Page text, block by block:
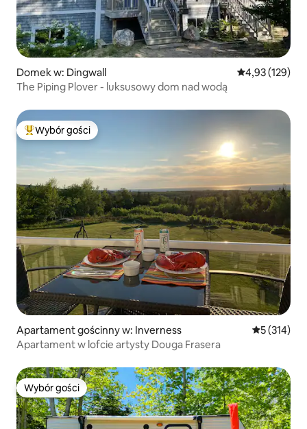
Domek w: Dingwall Średnia
4,93 (129)
The Piping Plover - luksusowy dom nad wodą
Najpopularniejsze z kategorii Wybór gości
Wybór gości
Apartament gościnny w: Inverness Średnia
5 (314)
Apartament w lofcie artysty Douga Frasera
Wybór gości
Wybór gości